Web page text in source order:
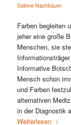
Sabine Nachbauer
Farben begleiten
jeher eine große
Menschen, sie
Informative
Mensch schon
und Farben
alternativen
in der Diagnostik
Weiterlesen